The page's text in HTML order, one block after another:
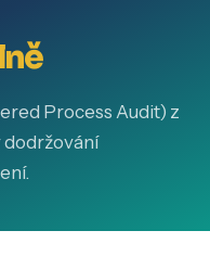
Process Audit) z
dodržování